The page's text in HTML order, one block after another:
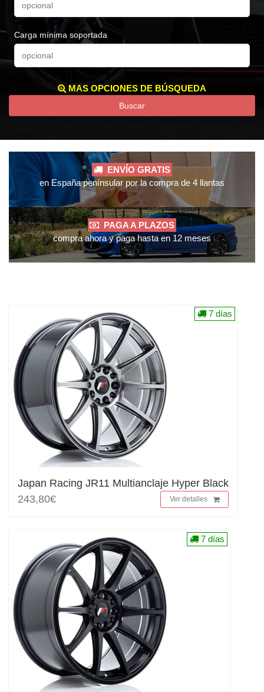
Carga mínima soportada
MAS OPCIONES DE BÚSQUEDA
Buscar
ENVÍO GRATIS
en España penínsular por la compra de 4 llantas
PAGA A PLAZOS
compra ahora y paga hasta en 12 meses
Japan Racing JR11 Multianclaje Hyper Black
243,80€
Ver detalles
7 días
7 días